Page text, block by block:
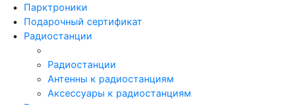
Парктроники
Подарочный сертификат
Радиостанции
Радиостанции
Антенны к радиостанциям
Аксессуары к радиостанциям